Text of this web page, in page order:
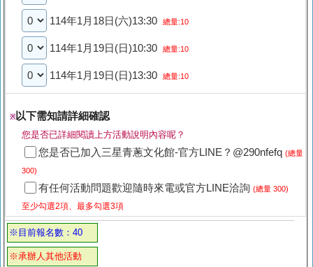
114年1月18日(六)13:30 總量:10
114年1月19日(日)10:30 總量:10
114年1月19日(日)13:30 總量:10
※以下需知請詳細確認
您是否已詳細閱讀上方活動說明內容呢？
您是否已加入三星青蔥文化館-官方LINE？@290nfefq (總量
300)
有任何活動問題歡迎隨時來電或官方LINE洽詢 (總量 300)
至少勾選2項、最多勾選3項
※目前報名數：40
※承辦人其他活動